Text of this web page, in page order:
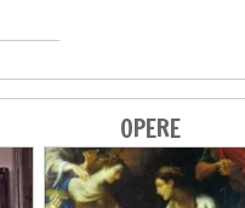
OPERE